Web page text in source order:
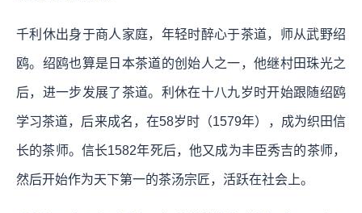
千利休出身于商人家庭，年轻时醉心于茶道，师从武野绍
鸥。绍鸥也算是日本茶道的创始人之一，他继村田珠光之
后，进一步发展了茶道。利休在十八九岁时开始跟随绍鸥
学习茶道，后来成名，在58岁时（1579年），成为织田信
长的茶师。信长1582年死后，他又成为丰臣秀吉的茶师，
然后开始作为天下第一的茶汤宗匠，活跃在社会上。